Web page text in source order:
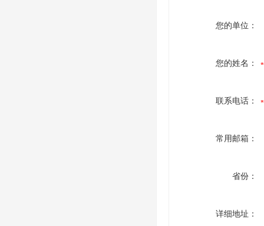
您的单位：
您的姓名：
联系电话：
常用邮箱：
省份：
详细地址：